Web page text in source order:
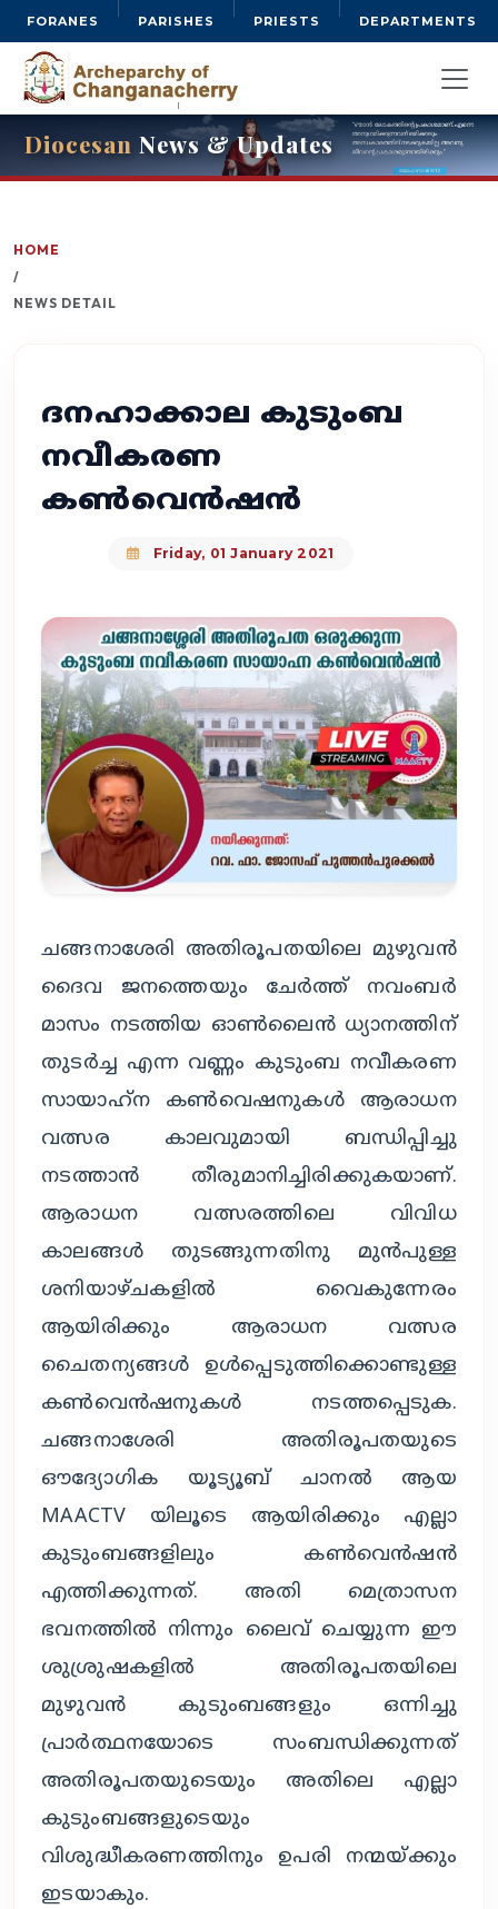
FORANES PARISHES PRIESTS DEPARTMENTS
Diocesan News & Updates
HOME
/
NEWS DETAIL
ദനഹാക്കാല കുടുംബ
നവീകരണ
കൺവെൻഷൻ
Friday, 01 January 2021
ചങ്ങനാശേരി അതിരൂപതയിലെ മുഴുവൻ
ദൈവ ജനത്തെയും ചേർത്ത് നവംബർ
മാസം നടത്തിയ ഓൺലൈൻ ധ്യാനത്തിന്
തുടർച്ച എന്ന വണ്ണം കുടുംബ നവീകരണ
സായാഹ്‌ന കൺവെഷനുകൾ ആരാധന
വത്സര കാലവുമായി ബന്ധിപ്പിച്ചു
നടത്താൻ തീരുമാനിച്ചിരിക്കുകയാണ്.
ആരാധന വത്സരത്തിലെ വിവിധ
കാലങ്ങൾ തുടങ്ങുന്നതിനു മുൻപുള്ള
ശനിയാഴ്ചകളിൽ വൈകുന്നേരം
ആയിരിക്കും ആരാധന വത്സര
ചൈതന്യങ്ങൾ ഉൾപ്പെടുത്തിക്കൊണ്ടുള്ള
കൺവെൻഷനുകൾ നടത്തപ്പെടുക.
ചങ്ങനാശേരി അതിരൂപതയുടെ
ഔദ്യോഗിക യൂട്യൂബ് ചാനൽ ആയ
MAACTV യിലൂടെ ആയിരിക്കും എല്ലാ
കുടുംബങ്ങളിലും കൺവെൻഷൻ
എത്തിക്കുന്നത്. അതി മെത്രാസന
ഭവനത്തിൽ നിന്നും ലൈവ് ചെയ്യുന്ന ഈ
ശുശ്രുഷകളിൽ അതിരൂപതയിലെ
മുഴുവൻ കുടുംബങ്ങളും ഒന്നിച്ചു
പ്രാർത്ഥനയോടെ സംബന്ധിക്കുന്നത്
അതിരൂപതയുടെയും അതിലെ എല്ലാ
കുടുംബങ്ങളുടെയും
വിശുദ്ധീകരണത്തിനും ഉപരി നന്മയ്ക്കും
ഇടയാകും.